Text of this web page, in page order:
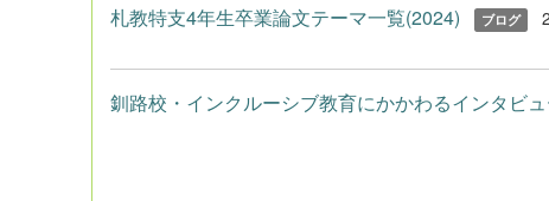
札教特支4年生卒業論文テーマ一覧(2024) ブログ
釧路校・インクルーシブ教育にかかわるインタビ